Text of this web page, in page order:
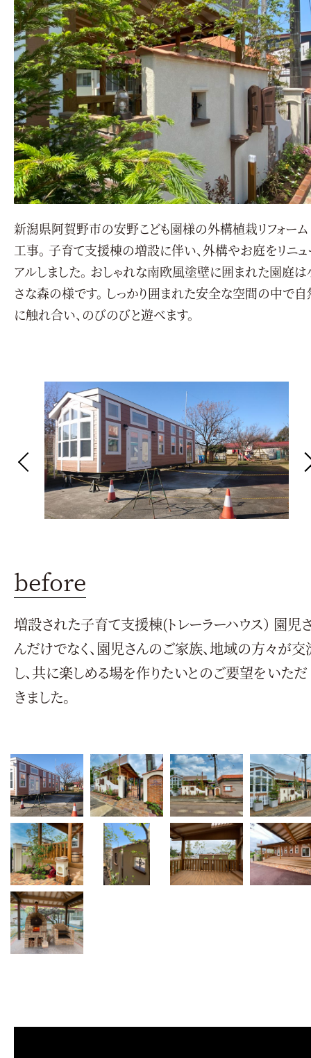
新潟県阿賀野市の安野こども園様の外構植栽リフォーム
工事。 子育て支援棟の増設に伴い、外構やお庭をリニュ
アルしました。 おしゃれな南欧風塗壁に囲まれた園庭は
さな森の様です。 しっかり囲まれた安全な空間の中で自
に触れ合い、のびのびと遊べます。
before
増設された子育て支援棟(トレーラーハウス） 園児
んだけでなく、園児さんのご家族、地域の方々が交
し、共に楽しめる場を作りたいとのご要望をいただ
きました。